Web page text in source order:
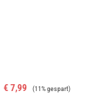
Verkaufspreis:
€ 7,99 Regulärer Preis:
(11% gespart)